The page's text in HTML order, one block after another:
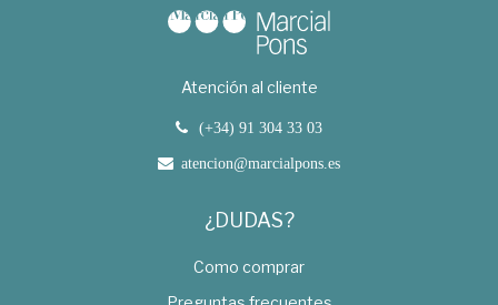
Atención al cliente
(+34) 91 304 33 03
atencion@marcialpons.es
¿DUDAS?
Como comprar